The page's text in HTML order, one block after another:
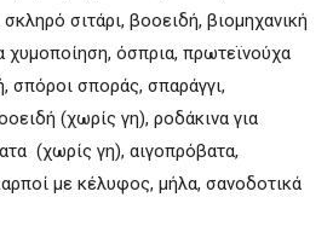
σιτάρι, βοοειδή, βιομηχανική
χυμοποίηση, όσπρια, πρωτεϊνούχα
σπόροι σποράς, σπαράγγι,
(χωρίς γη), ροδάκινα για
(χωρίς γη), αιγοπρόβατα,
με κέλυφος, μήλα, σανοδοτικά